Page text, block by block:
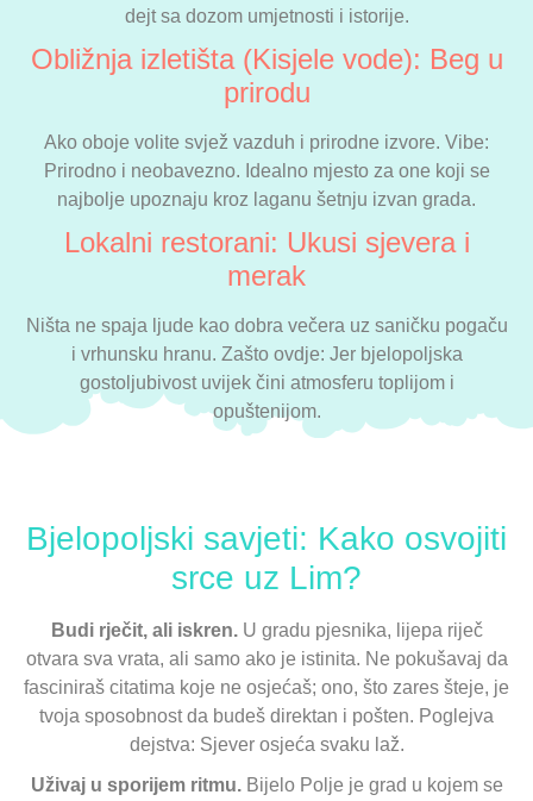
dejt sa dozom umjetnosti i istorije.
Obližnja izletišta (Kisjele vode): Beg u
prirodu
Ako oboje volite svjež vazduh i prirodne izvore. Vibe:
Prirodno i neobavezno. Idealno mjesto za one koji se
najbolje upoznaju kroz laganu šetnju izvan grada.
Lokalni restorani: Ukusi sjevera i
merak
Ništa ne spaja ljude kao dobra večera uz saničku pogaču
i vrhunsku hranu. Zašto ovdje: Jer bjelopoljska
gostoljubivost uvijek čini atmosferu toplijom i
opuštenijom.
Bjelopoljski savjeti: Kako osvojiti
srce uz Lim?
Budi rječit, ali iskren.U gradu pjesnika, lijepa riječ
otvara sva vrata, ali samo ako je istinita. Ne pokušavaj da
fasciniraš citatima koje ne osjećaš; ono, što zares šteje, je
tvoja sposobnost da budeš direktan i pošten. Poglejva
dejstva: Sjever osjeća svaku laž.
Uživaj u sporijem ritmu.Bijelo Polje je grad u kojem se